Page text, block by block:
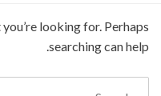
looking for. Perhaps
searching can help.